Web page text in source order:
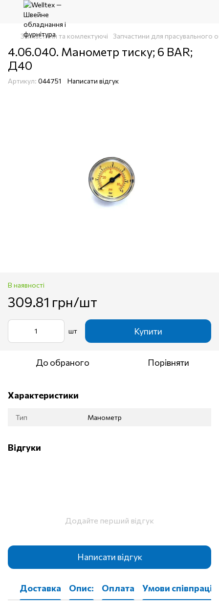
Запчастини та комлектуючі Запчастини для прасувального
4.06.040. Манометр тиску; 6 BAR;
Д40
Артикул: 044751 Написати відгук
В наявності
309.81 грн/шт
шт Купити
До обраного Порівняти
Характеристики
Тип Манометр
Відгуки
Додайте перший відгук
Написати відгук
Доставка Опис: Оплата Умови співпраці